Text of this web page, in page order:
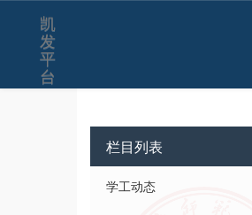
学生工作-凯发平台
凯
发
平
台
栏目列表
学工动态